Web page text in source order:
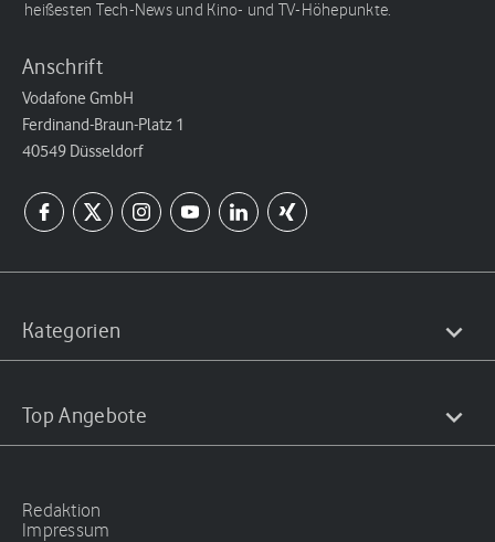
heißesten Tech-News und Kino- und TV-Höhepunkte.
Anschrift
Vodafone GmbH
Ferdinand-Braun-Platz 1
40549 Düsseldorf
Kategorien
Top Angebote
Redaktion
Impressum